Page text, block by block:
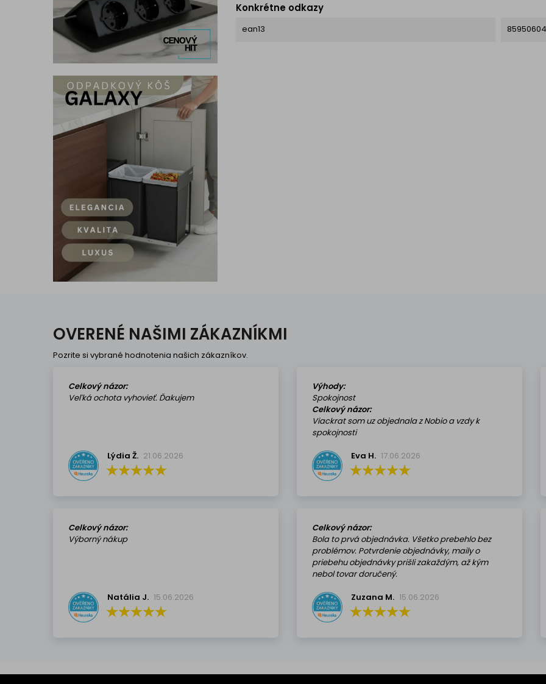
Konkrétne odkazy
ean13
OVERENÉ NAŠIMI ZÁKAZNÍKMI
Pozrite si vybrané hodnotenia našich zákazníkov.
Celkový názor:
Veľká ochota vyhovieť. Ďakujem
Lýdia Ž. 21.06.2026
Výhody:
Spokojnost
Celkový názor:
Viackrat som uz objednala z Nobio a vzdy k
spokojnosti
Eva H. 17.06.2026
Celkový názor:
Výborný nákup
Natália J. 15.06.2026
Celkový názor:
Bola to prvá objednávka. Všetko prebehlo bez
problémov. Potvrdenie objednávky, maily o
priebehu objednávky prišli zakaždým, až kým
nebol tovar doručený.
Zuzana M. 15.06.2026